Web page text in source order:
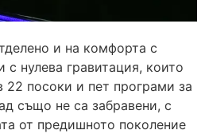
и на комфорта с
с нулева гравитация, които
22 посоки и пет програми за
също не са забравени, с
от предишното поколение